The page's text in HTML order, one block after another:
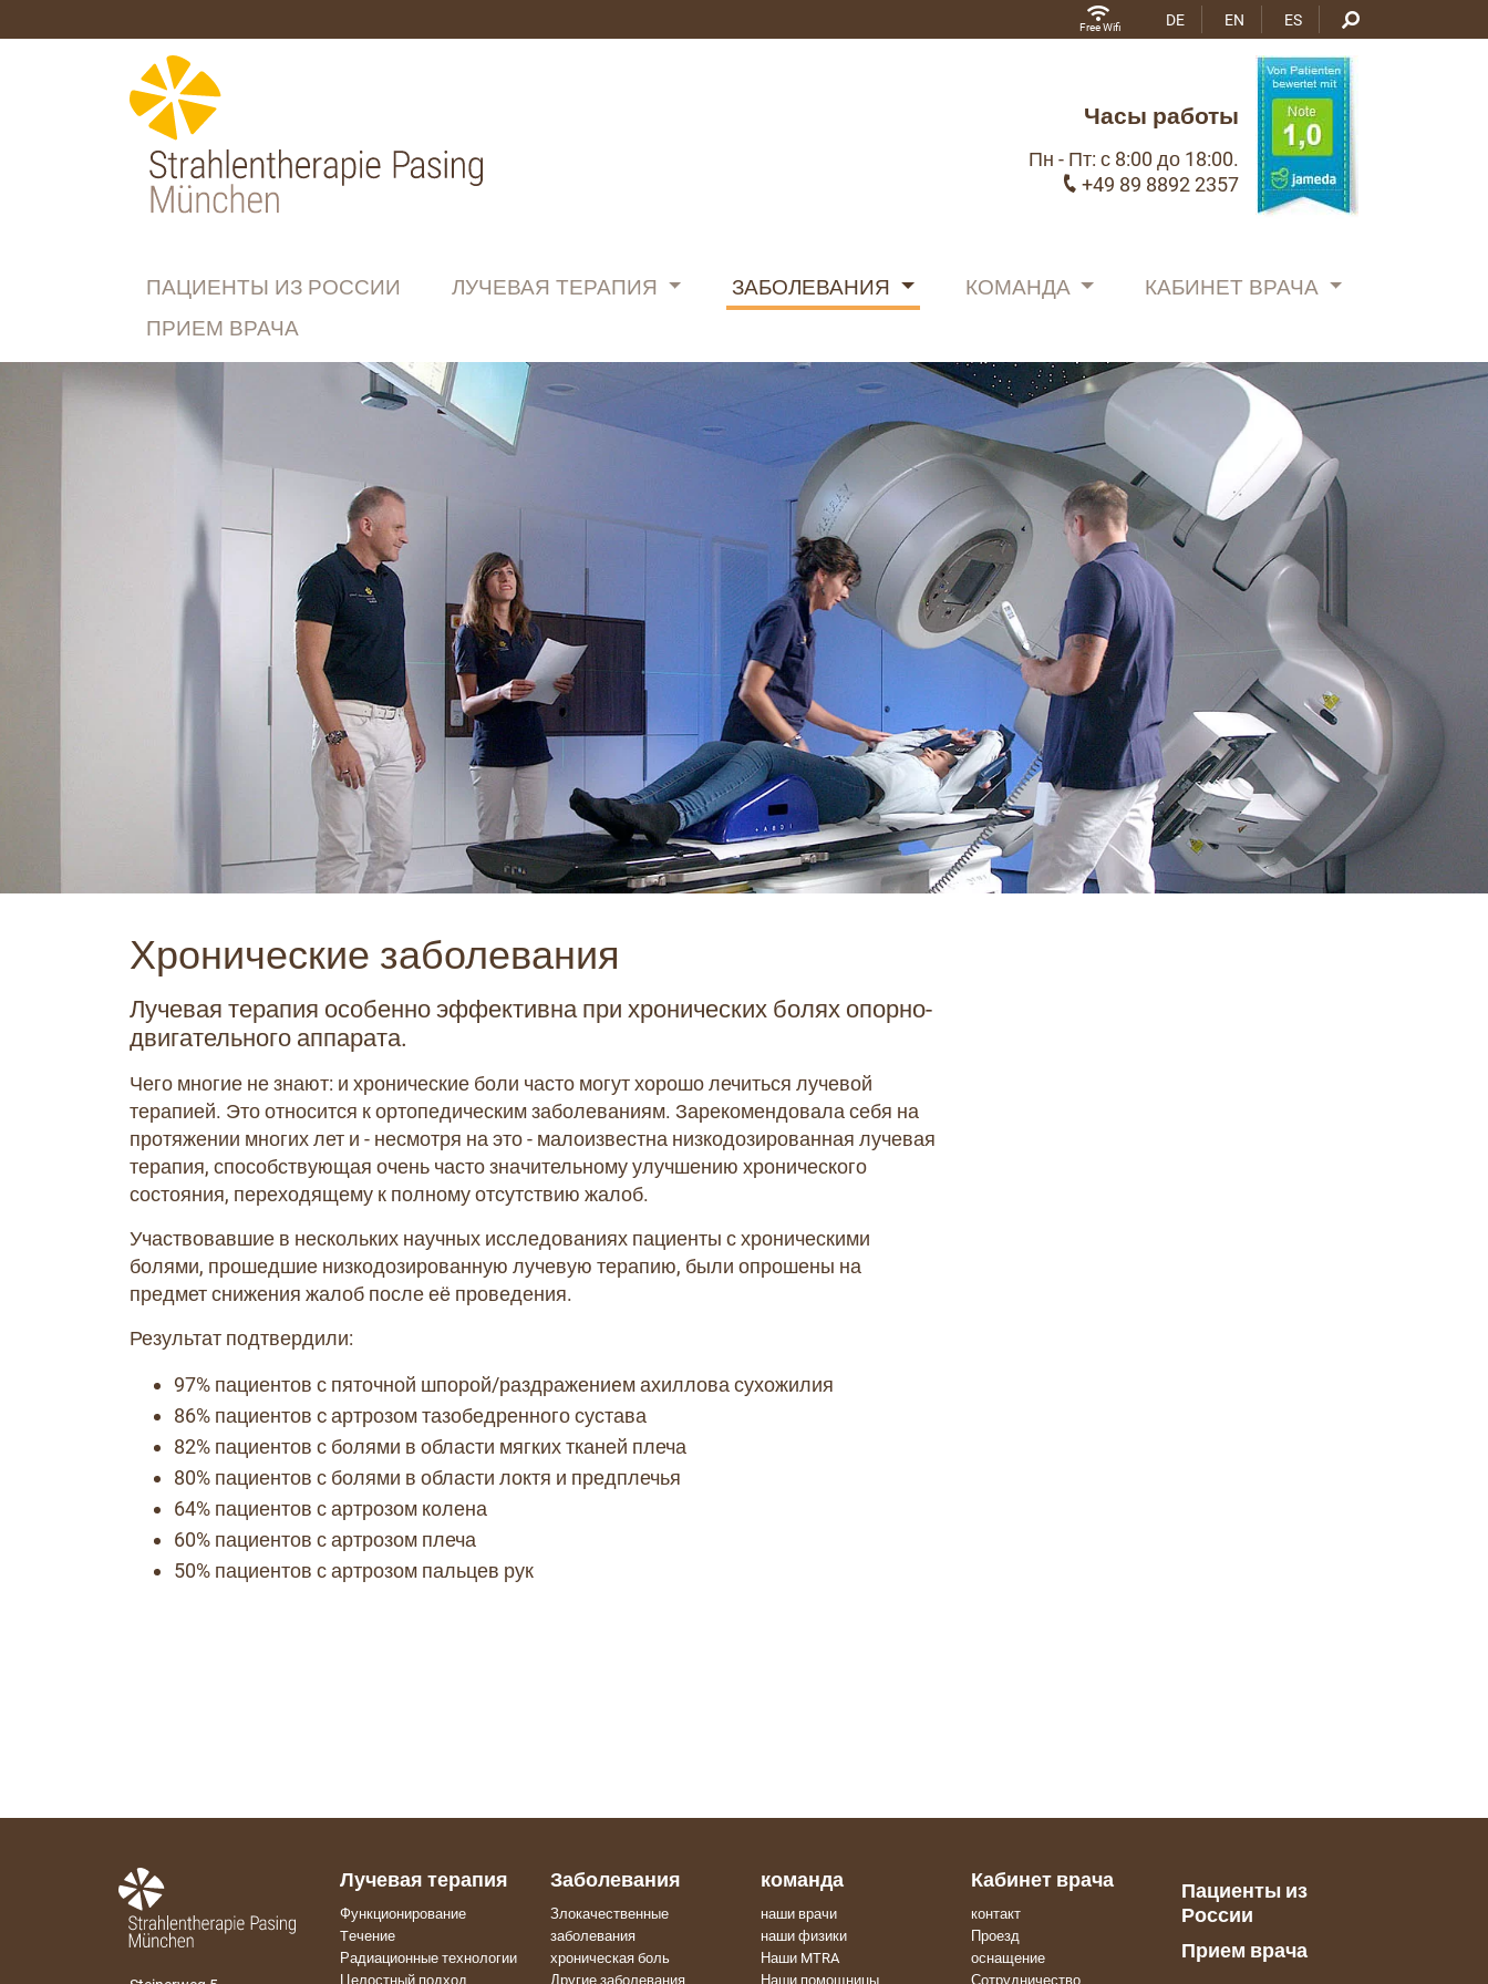
Free Wifi DE EN ES
Часы работы
Пн - Пт: с 8:00 до 18:00.
+49 89 8892 2357
ПАЦИЕНТЫ ИЗ РОССИИ ЛУЧЕВАЯ ТЕРАПИЯ ЗАБОЛЕВАНИЯ КОМАНДА
КАБИНЕТ ВРАЧА
ПРИЕМ ВРАЧА
Хронические заболевания
Лучевая терапия особенно эффективна при хронических болях опорно-
двигательного аппарата.
Чего многие не знают: и хронические боли часто могут хорошо лечиться лучевой
терапией. Это относится к ортопедическим заболеваниям. Зарекомендовала себя на
протяжении многих лет и - несмотря на это - малоизвестна низкодозированная лучевая
терапия, способствующая очень часто значительному улучшению хронического
состояния, переходящему к полному отсутствию жалоб.
Участвовавшие в нескольких научных исследованиях пациенты с хроническими
болями, прошедшие низкодозированную лучевую терапию, были опрошены на
предмет снижения жалоб после её проведения.
Результат подтвердили:
97% пациентов с пяточной шпорой/раздражениeм ахиллова сухожилия
86% пациентов c артрозом тазобедренного сустава
82% пациентов с болями в области мягких тканей плеча
80% пациентов с болями в области локтя и предплечья
64% пациентов с артрозом колена
60% пациентов с артрозом плеча
50% пациентов с артрозом пальцев рук
Лучевая терапия
Функционирование
Tечение
Радиационные технологии
Целостный подход
Заболевания
Злокачественные
заболевания
хроническая боль
Другие заболевания
команда
наши врачи
наши физики
Наши MTRA
Наши помощницы
Кабинет врача
контакт
Проезд
оснащение
Сотрудничество
Пациенты из
России
Прием врача